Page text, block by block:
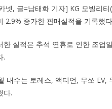
넷, 글=남태화 기자] KG 모빌리
2.9% 증가한 판매실적을 기록했
한 실적은 추석 연휴로 인한 조업
.
내수는 토레스, 액티언, 무쏘
다.